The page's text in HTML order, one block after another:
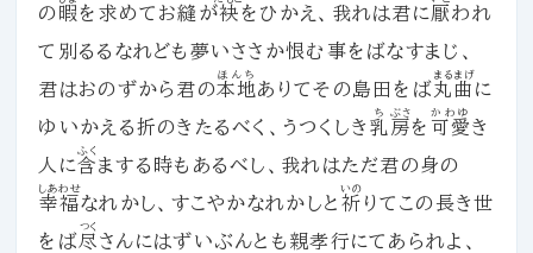
の 暇を求めてお縫が袂をひかえ、我れは君に厭われ
て別るるなれども夢いささか恨む事をばなすまじ、
君はおのずから君の本地
ほんち
ありてその島田をば丸曲
まるまげ
に
ゆいかえる折のきたるべく、うつくしき乳
ち
房
ぶさ
を 可愛
かわゆ
き
人に含
ふく
まする時もあるべし、我れはただ君の身の
幸福
しあわせ
なれかし、すこやかなれかしと 祈
いの
りてこの長き世
をば尽
つく
さんにはずいぶんとも親孝行にてあられよ、